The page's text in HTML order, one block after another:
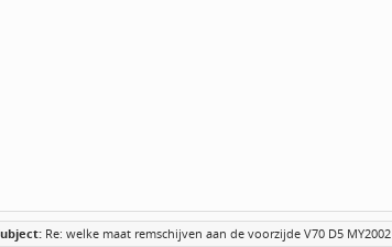
Re: welke maat remschijven aan de voorzijde V70 D5 MY2002